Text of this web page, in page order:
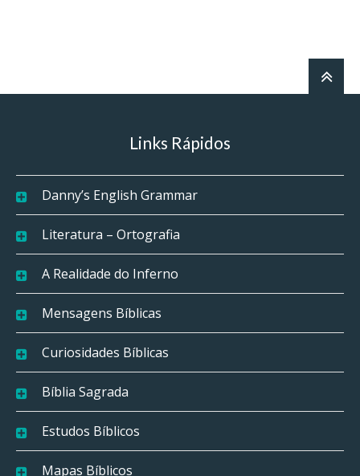
Links Rápidos
Danny’s English Grammar
Literatura – Ortografia
A Realidade do Inferno
Mensagens Bíblicas
Curiosidades Bíblicas
Bíblia Sagrada
Estudos Bíblicos
Mapas Bíblicos